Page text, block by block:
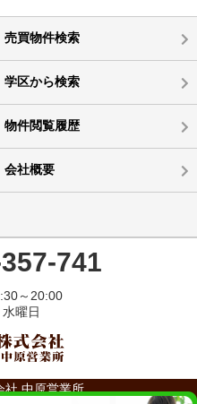
売買物件検索
学区から検索
物件閲覧履歴
会社概要
741
～20:00
曜日
社 中原営業所